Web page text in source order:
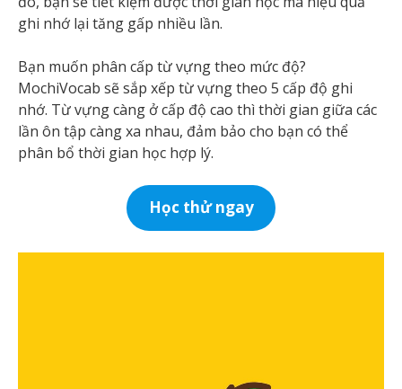
ghi nhớ lại tăng gấp nhiều lần.
Bạn muốn phân cấp từ vựng theo mức độ?
MochiVocab sẽ sắp xếp từ vựng theo 5 cấp độ ghi
nhớ. Từ vựng càng ở cấp độ cao thì thời gian giữa các
lần ôn tập càng xa nhau, đảm bảo cho bạn có thể
phân bổ thời gian học hợp lý.
Học thử ngay